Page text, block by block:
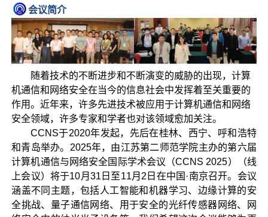
会议简介
随着技术的不断进步和不断演变的威胁的出现，计算
机通信和网络安全在当今的信息社会中发挥着至关重要的
作用。近年来，许多先进技术被应用于计算机通信和网络
安全领域，许多专家和学者也对该领域愈加关注。
CCNS于2020年发起，先后在桂林、西宁、呼和浩特
和青岛举办。2025年，由江苏第二师范学院主办的第六届
计算机通信与网络安全国际学术会议（CCNS 2025）（线
上会议）将于10月31日至11月2日在中国·南京召开。会议
涵盖不同主题，包括人工智能和机器学习、边缘计算的安
全挑战、量子通信网络、用于安全的光纤传感器网络、网